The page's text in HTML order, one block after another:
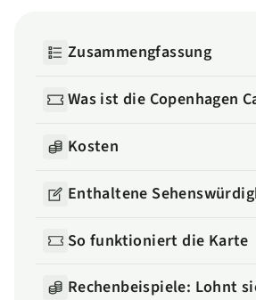
Zusammengfassung
Was ist die Copenhagen
Kosten
Enthaltene
So funktioniert die Karte
Rechenbeispiele: Lohnt